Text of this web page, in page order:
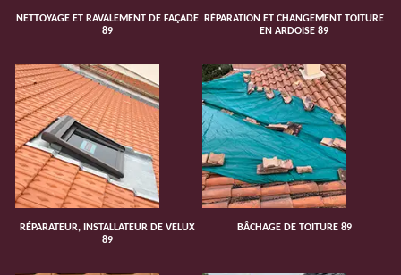
NETTOYAGE ET RAVALEMENT DE FAÇADE
89
RÉPARATION ET CHANGEMENT TOITURE
EN ARDOISE 89
RÉPARATEUR, INSTALLATEUR DE VELUX
89
BÂCHAGE DE TOITURE 89